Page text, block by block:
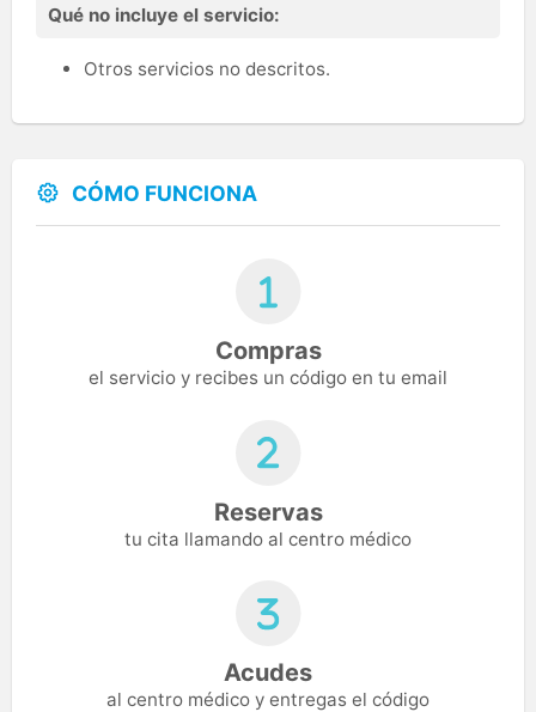
Qué no incluye el servicio:
Otros servicios no descritos.
CÓMO FUNCIONA
Compras
el servicio y recibes un código en tu email
Reservas
tu cita llamando al centro médico
Acudes
al centro médico y entregas el código